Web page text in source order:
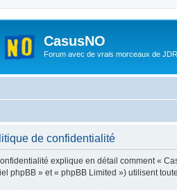
CasusNO
Forum avec de vrais morceaux de JDR
de confidentialité
explique en détail comment «
phpBB » et « phpBB Limited ») utilisent